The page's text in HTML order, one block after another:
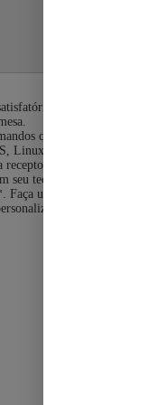
O Signature
como capturar tela,
Linux, ipadOS, iOS e
USB Logi Bolt
teclado. O Signature
um upgrade para
seu teclado e